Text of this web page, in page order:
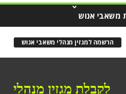
משאבי אנוש
הרשמה למגזין מנהלי משאבי אנוש